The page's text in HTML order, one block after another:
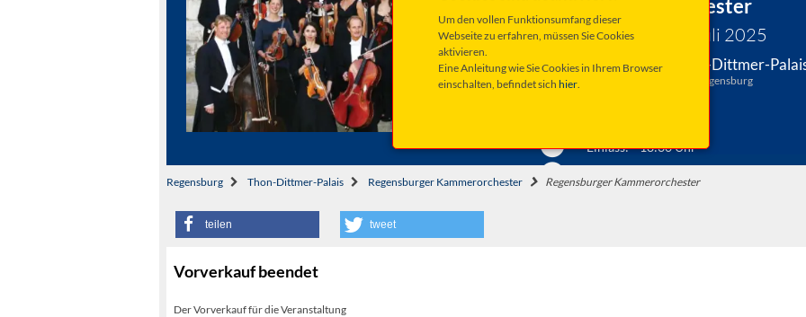
Um den vollen Funktionsumfang dieser
Webseite zu erfahren, müssen Sie Cookies
aktivieren.
Eine Anleitung wie Sie Cookies in Ihrem Browser
einschalten, befindet sich hier.
Kammerorchester
Mittwoch 30. Juli 2025
Regensburg, Thon-Dittmer-
Am Haidplatz 8, 93047 Regensburg
Einlass: 18:30 Uhr
Regensburg Thon-Dittmer-Palais Regensburger Kammerorchester Regensburger Kammerorchester
teilen tweet
Vorverkauf beendet
Der Vorverkauf für die Veranstaltung